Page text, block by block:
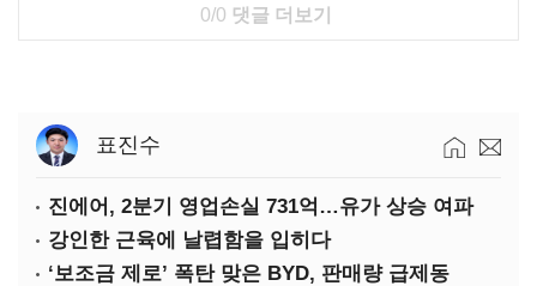
0/0 댓글 더보기
표진수
진에어, 2분기 영업손실 731억…유가 상승 여파
강인한 근육에 날렵함을 입히다
‘보조금 제로’ 폭탄 맞은 BYD, 판매량 급제동